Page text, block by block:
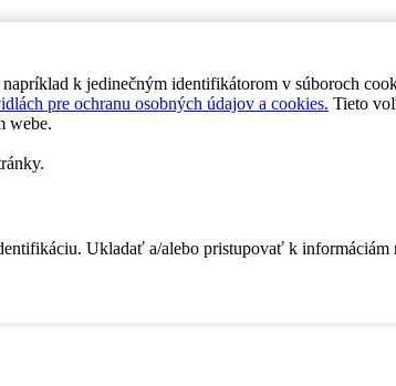
k jedinečným identifikátorom v súboroch
pre ochranu osobných údajov a cookies. Tieto
webe.
Ukladať a/alebo pristupovať k informáciám